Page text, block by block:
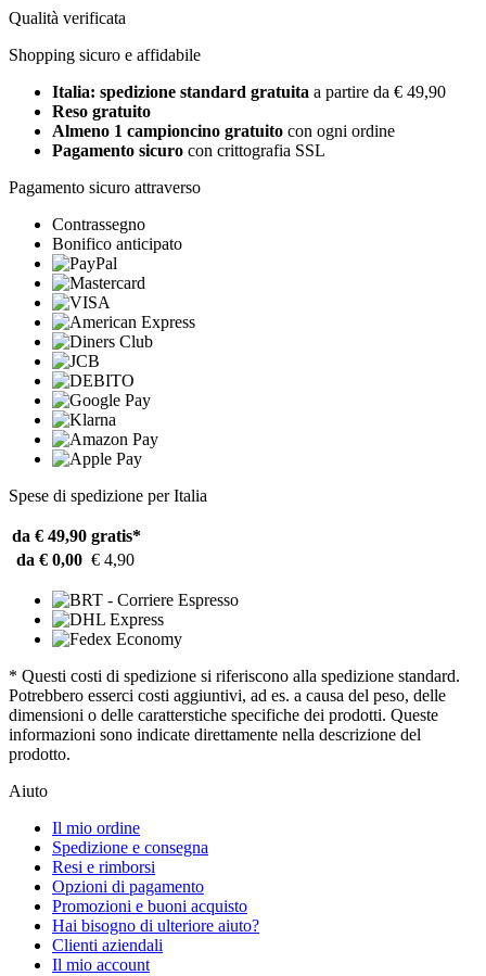
Qualità verificata
Shopping sicuro e affidabile
Italia: spedizione standard gratuita a partire da € 49,90
Reso gratuito
Almeno 1 campioncino gratuito con ogni ordine
Pagamento sicuro con crittografia SSL
Pagamento sicuro attraverso
Contrassegno
Bonifico anticipato
Spese di spedizione per Italia
da € 49,90 gratis*
da € 0,00 € 4,90
* Questi costi di spedizione si riferiscono alla spedizione standard.
Potrebbero esserci costi aggiuntivi, ad es. a causa del peso, delle
dimensioni o delle caratterstiche specifiche dei prodotti. Queste
informazioni sono indicate direttamente nella descrizione del
prodotto.
Aiuto
Il mio ordine
Spedizione e consegna
Resi e rimborsi
Opzioni di pagamento
Promozioni e buoni acquisto
Hai bisogno di ulteriore aiuto?
Clienti aziendali
Il mio account